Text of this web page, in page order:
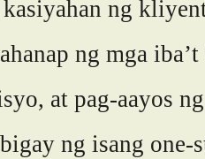
ng
ng mga
at pag-aayos
ng isang